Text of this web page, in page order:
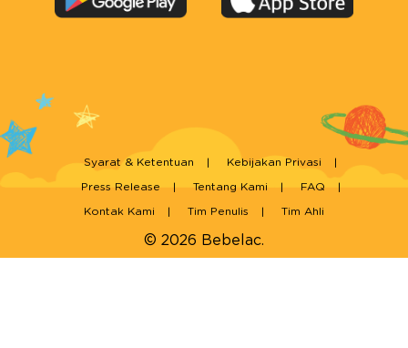
© 2026 Bebelac.
Syarat & Ketentuan Kebijakan Privasi
Press Release Tentang Kami FAQ
Kontak Kami Tim Penulis Tim Ahli